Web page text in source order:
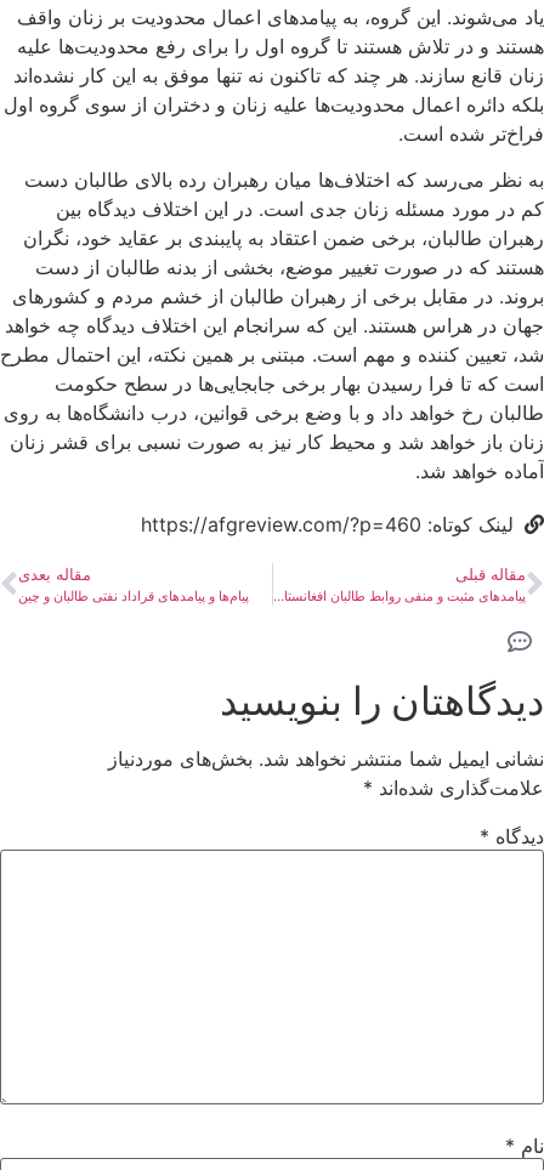
یاد می‌شوند. این گروه، به پیامدهای اعمال محدودیت بر زنان واقف‌
هستند و در تلاش هستند تا گروه اول را برای رفع محدودیت‌ها علیه
زنان قانع سازند. هر چند که تاکنون نه تنها موفق به این کار نشده‌اند
بلکه دائره اعمال محدودیت‌ها علیه زنان و دختران از سوی گروه اول
فراخ‌تر شده است.
به نظر می‌رسد که اختلاف‌ها میان رهبران رده بالای طالبان دست
کم در مورد مسئله زنان جدی است. در این اختلاف دیدگاه بین
رهبران طالبان، برخی ضمن اعتقاد به پایبندی بر عقاید خود، نگران
هستند که در صورت تغییر موضع، بخشی از بدنه طالبان از دست
بروند. در مقابل برخی از رهبران طالبان از خشم مردم و کشورهای
جهان در هراس هستند. این که سرانجام این اختلاف دیدگاه چه خواهد
شد، تعیین کننده و مهم است. مبتنی بر همین نکته، این احتمال مطرح
است که تا فرا رسیدن بهار برخی جابجایی‌ها در سطح حکومت
طالبان رخ خواهد داد و با وضع برخی قوانین، درب دانشگاه‌ها به روی
زنان باز خواهد شد و محیط کار نیز به صورت نسبی برای قشر زنان
آماده خواهد شد.
لینک کوتاه: https://afgreview.com/?p=460
مقاله قبلی
پیامدهای مثبت و منفی روابط طالبان افغانستان با TTP
مقاله بعدی
پیام‌ها و پیامدهای قراداد نفتی طالبان و چین
دیدگاهتان را بنویسید
نشانی ایمیل شما منتشر نخواهد شد. بخش‌های موردنیاز
علامت‌گذاری شده‌اند *
دیدگاه *
نام *